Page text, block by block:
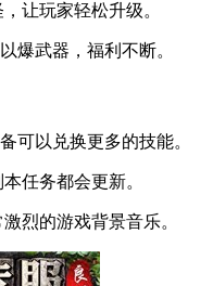
让玩家轻松升级。
爆武器，福利不断。
可以兑换更多的技能。
任务都会更新。
烈的游戏背景音乐。